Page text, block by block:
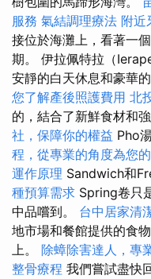
服務 氣結調理療法 附近
接位於海灘上，看著一
期。 伊拉佩特拉（
安靜的白天休息和豪華
您了解產後照護費用 北
的，結合了新鮮食材和
社，保障你的權益 Pho
程，從專業的角度為您
運作原理 Sandwich和
種預算需求 Spring卷只
中品嚐到。 台中居家清
地市場和餐館提供的食
上。 除蟑除害達人，專
整骨療程 我們嘗試盡快